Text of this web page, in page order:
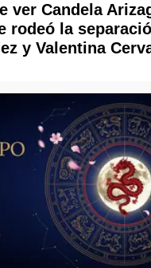
ver Candela
rodeó la
y Valentina